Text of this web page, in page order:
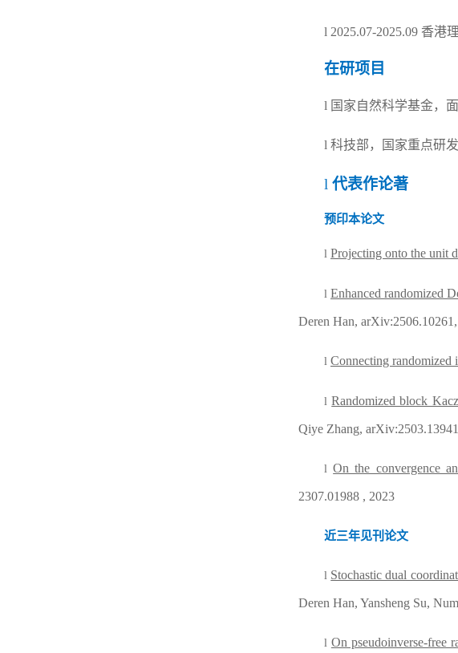
l 2025.07-2025.09 香
在研项目
l 国家自然科学基金，
l 科技部，国家重点研
l 代表作论著
预印本论文
l Projecting onto the unit d
l Enhanced randomized
Deren Han,
l Connecting randomized
lRandomized block
Qiye Zhang,
lOn the convergence
2307.01988 , 2023
近三年见刊论文
l Stochastic dual
Deren Han, Yansheng Su,
l On pseudoinverse-free